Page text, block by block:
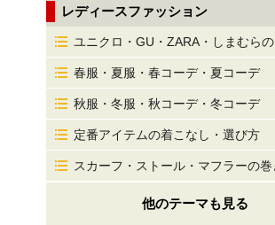
レディースファッション
ユニクロ・GU・ZARA・しまむら
春服・夏服・春コーデ・夏コーデ
秋服・冬服・秋コーデ・冬コーデ
定番アイテムの着こなし・選び方
スカーフ・ストール・マフラーの
他のテーマも見る